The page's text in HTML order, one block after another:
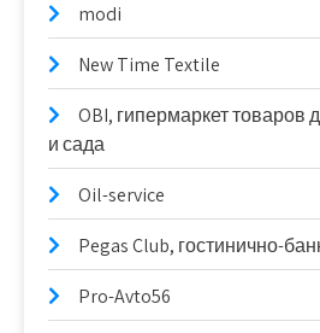
modi
New Time Textile
OBI, гипермаркет товаров
и сада
Oil-service
Pegas Club, гостинично-
Pro-Avto56